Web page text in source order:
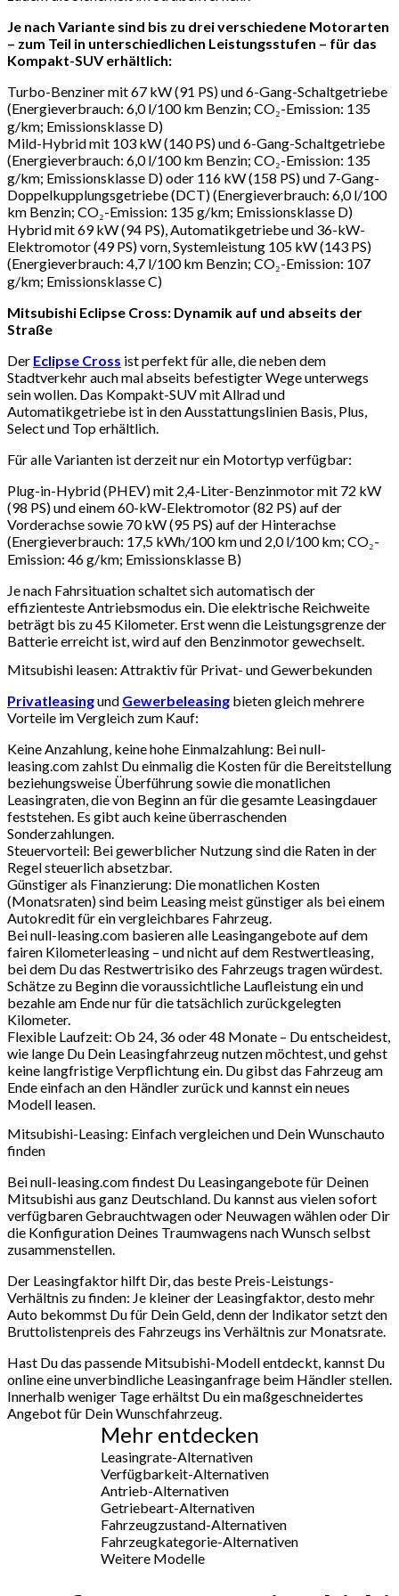
Je nach Variante sind bis zu drei verschiedene Motorarten
– zum Teil in unterschiedlichen Leistungsstufen – für das
Kompakt-SUV erhältlich:
Turbo-Benziner mit 67 kW (91 PS) und 6-Gang-Schaltgetriebe
(Energieverbrauch: 6,0 l/100 km Benzin; CO₂-Emission: 135
g/km; Emissionsklasse D)
Mild-Hybrid mit 103 kW (140 PS) und 6-Gang-Schaltgetriebe
(Energieverbrauch: 6,0 l/100 km Benzin; CO₂-Emission: 135
g/km; Emissionsklasse D) oder 116 kW (158 PS) und 7-Gang-
Doppelkupplungsgetriebe (DCT) (Energieverbrauch: 6,0 l/100
km Benzin; CO₂-Emission: 135 g/km; Emissionsklasse D)
Hybrid mit 69 kW (94 PS), Automatikgetriebe und 36-kW-
Elektromotor (49 PS) vorn, Systemleistung 105 kW (143 PS)
(Energieverbrauch: 4,7 l/100 km Benzin; CO₂-Emission: 107
g/km; Emissionsklasse C)
Mitsubishi Eclipse Cross: Dynamik auf und abseits der
Straße
Der Eclipse Cross ist perfekt für alle, die neben dem
Stadtverkehr auch mal abseits befestigter Wege unterwegs
sein wollen. Das Kompakt-SUV mit Allrad und
Automatikgetriebe ist in den Ausstattungslinien Basis, Plus,
Select und Top erhältlich.
Für alle Varianten ist derzeit nur ein Motortyp verfügbar:
Plug-in-Hybrid (PHEV) mit 2,4-Liter-Benzinmotor mit 72 kW
(98 PS) und einem 60-kW-Elektromotor (82 PS) auf der
Vorderachse sowie 70 kW (95 PS) auf der Hinterachse
(Energieverbrauch: 17,5 kWh/100 km und 2,0 l/100 km; CO₂-
Emission: 46 g/km; Emissionsklasse B)
Je nach Fahrsituation schaltet sich automatisch der
effizienteste Antriebsmodus ein. Die elektrische Reichweite
beträgt bis zu 45 Kilometer. Erst wenn die Leistungsgrenze der
Batterie erreicht ist, wird auf den Benzinmotor gewechselt.
Mitsubishi leasen: Attraktiv für Privat- und Gewerbekunden
Privatleasingund Gewerbeleasing bieten gleich mehrere
Vorteile im Vergleich zum Kauf:
Keine Anzahlung, keine hohe Einmalzahlung: Bei null-
leasing.com zahlst Du einmalig die Kosten für die Bereitstellung
beziehungsweise Überführung sowie die monatlichen
Leasingraten, die von Beginn an für die gesamte Leasingdauer
feststehen. Es gibt auch keine überraschenden
Sonderzahlungen.
Steuervorteil: Bei gewerblicher Nutzung sind die Raten in der
Regel steuerlich absetzbar.
Günstiger als Finanzierung: Die monatlichen Kosten
(Monatsraten) sind beim Leasing meist günstiger als bei einem
Autokredit für ein vergleichbares Fahrzeug.
Bei null-leasing.com basieren alle Leasingangebote auf dem
fairen Kilometerleasing – und nicht auf dem Restwertleasing,
bei dem Du das Restwertrisiko des Fahrzeugs tragen würdest.
Schätze zu Beginn die voraussichtliche Laufleistung ein und
bezahle am Ende nur für die tatsächlich zurückgelegten
Kilometer.
Flexible Laufzeit: Ob 24, 36 oder 48 Monate – Du entscheidest,
wie lange Du Dein Leasingfahrzeug nutzen möchtest, und gehst
keine langfristige Verpflichtung ein. Du gibst das Fahrzeug am
Ende einfach an den Händler zurück und kannst ein neues
Modell leasen.
Mitsubishi-Leasing: Einfach vergleichen und Dein Wunschauto
finden
Bei null-leasing.com findest Du Leasingangebote für Deinen
Mitsubishi aus ganz Deutschland. Du kannst aus vielen sofort
verfügbaren Gebrauchtwagen oder Neuwagen wählen oder Dir
die Konfiguration Deines Traumwagens nach Wunsch selbst
zusammenstellen.
Der Leasingfaktor hilft Dir, das beste Preis-Leistungs-
Verhältnis zu finden: Je kleiner der Leasingfaktor, desto mehr
Auto bekommst Du für Dein Geld, denn der Indikator setzt den
Bruttolistenpreis des Fahrzeugs ins Verhältnis zur Monatsrate.
Hast Du das passende Mitsubishi-Modell entdeckt, kannst Du
online eine unverbindliche Leasinganfrage beim Händler stellen.
Innerhalb weniger Tage erhältst Du ein maßgeschneidertes
Angebot für Dein Wunschfahrzeug.
Mehr entdecken
Leasingrate-Alternativen
Verfügbarkeit-Alternativen
Antrieb-Alternativen
Getriebeart-Alternativen
Fahrzeugzustand-Alternativen
Fahrzeugkategorie-Alternativen
Weitere Modelle